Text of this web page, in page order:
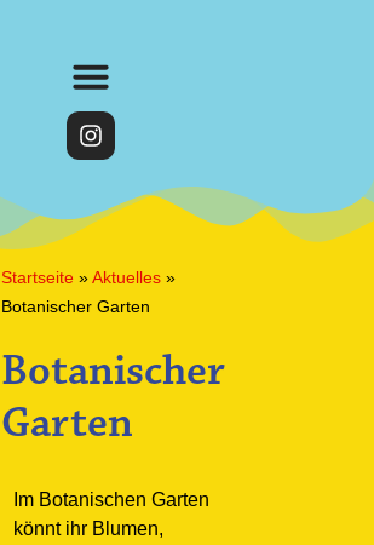
Startseite »Aktuelles »
Botanischer Garten
Botanischer
Garten
Im Botanischen Garten
könnt ihr Blumen,